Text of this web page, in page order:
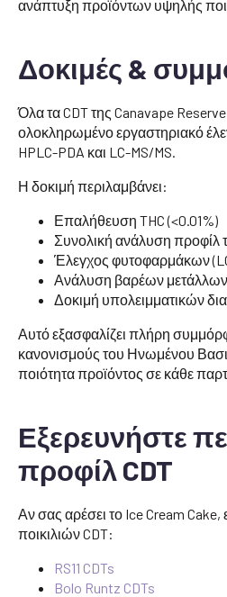
ανάπτυξη προϊόντων υψηλής
Δοκιμές &
Όλα τα CDT της Canavape
ολοκληρωμένο εργαστηριακό
HPLC-PDA και LC-MS/MS.
Η δοκιμή περιλαμβάνει:
Επαλήθευση THC (<0.01%)
Συνολική ανάλυση προφίλ
Έλεγχος φυτοφαρμάκων
Ανάλυση βαρέων μετάλλων
Δοκιμή υπολειμματικών
Αυτό εξασφαλίζει πλήρη
κανονισμούς του Ηνωμένου
ποιότητα προϊόντος σε κάθε
Εξερευνήστε
προφίλ CDT
Αν σας αρέσει το Ice Cream
ποικιλιών CDT:
RS11 CDTs
Bolo Runtz CDTs